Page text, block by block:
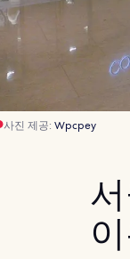
사진 제공:Wpcpey